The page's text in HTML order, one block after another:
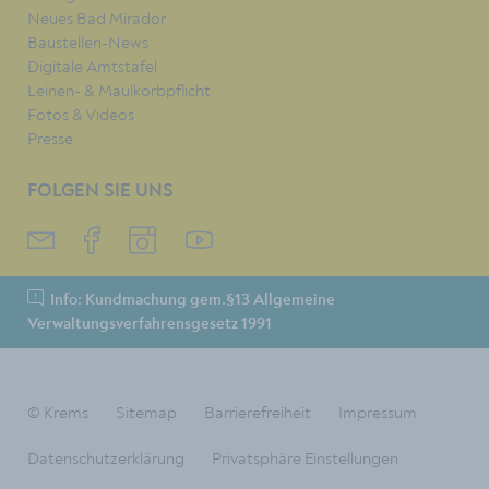
Neues Bad Mirador
Baustellen-News
Digitale Amtstafel
Leinen- & Maulkorbpflicht
Fotos & Videos
Presse
FOLGEN SIE UNS
Info: Kundmachung gem.§13 Allgemeine
Verwaltungsverfahrensgesetz 1991
© Krems Sitemap Barrierefreiheit Impressum
Datenschutzerklärung Privatsphäre Einstellungen